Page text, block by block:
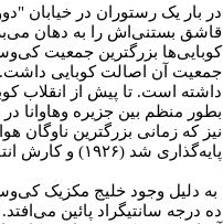
در بار یک رستوران در خیابان
قاشق بستنی‌اش را به دهان
کوبایی‌ها بزرگترین جمعیت
جمعیت آن اصالت کوبایی داشت.
بطور منظم بین جزیره و‌هاوانا
نیز که زمانی بزرگترین ناوگان
پایه‌گذاری شد (۱۹۲۶) و کارش انتقال گردشگران آمریکایی به کوبا بود.
به دلیل وجود خلیج مکزیک
ده درجه سانتیگراد پائین